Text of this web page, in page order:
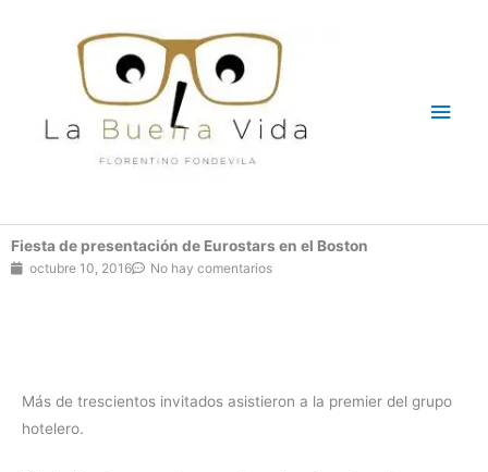
Fiesta de presentación de Eurostars en el Boston
octubre 10, 2016 No hay comentarios
Más de trescientos invitados asistieron a la premier del grupo
hotelero.